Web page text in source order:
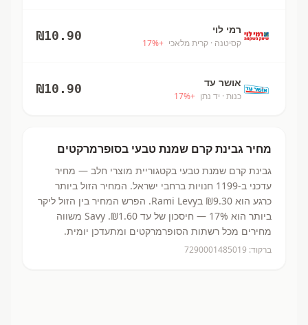
רמי לוי
קסיטנה · קרית מלאכי +
17%
₪10.90
אושר עד
כנות · יד נתן +
17%
₪10.90
מחיר גבינת קרם שמנת טבעי בסופרמרקטים
גבינת קרם שמנת טבעי בקטגוריית מוצרי חלב — מחיר
עדכני ב-1199 חנויות ברחבי ישראל. המחיר הזול ביותר
כרגע הוא ₪9.30
בRami Levy.
הפרש המחיר בין הזול ליקר
ביותר הוא 17% — חיסכון של עד ₪1.60.
Savy משווה
מחירים מכל רשתות הסופרמרקטים ומתעדכן יומית.
ברקוד: 7290001485019